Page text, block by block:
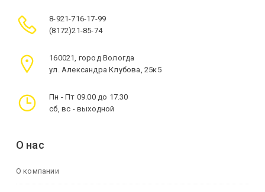
8-921-716-17-99
(8172)21-85-74
160021, город Вологда
ул. Александра Клубова, 25к5
Пн - Пт 09.00 до 17.30
сб, вс - выходной
О нас
О компании